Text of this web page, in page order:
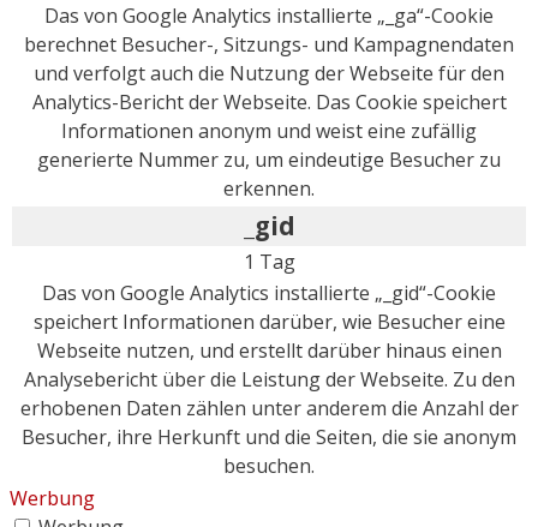
Das von Google Analytics installierte „_ga“-Cookie
berechnet Besucher-, Sitzungs- und Kampagnendaten
und verfolgt auch die Nutzung der Webseite für den
Analytics-Bericht der Webseite. Das Cookie speichert
Informationen anonym und weist eine zufällig
generierte Nummer zu, um eindeutige Besucher zu
erkennen.
_gid
1 Tag
Das von Google Analytics installierte „_gid“-Cookie
speichert Informationen darüber, wie Besucher eine
Webseite nutzen, und erstellt darüber hinaus einen
Analysebericht über die Leistung der Webseite. Zu den
erhobenen Daten zählen unter anderem die Anzahl der
Besucher, ihre Herkunft und die Seiten, die sie anonym
besuchen.
Werbung